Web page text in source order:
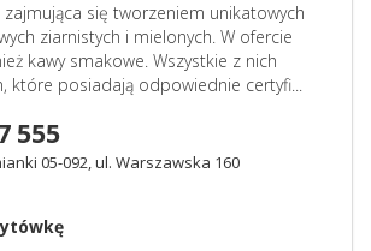
się tworzeniem unikatowych
ziarnistych i mielonych. W ofercie
kawy smakowe. Wszystkie z nich
które posiadają odpowiednie certyfi...
555
05-092, ul. Warszawska 160